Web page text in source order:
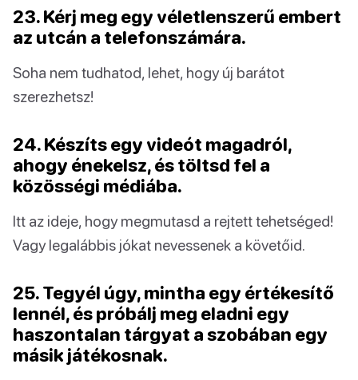
23. Kérj meg egy véletlenszerű embert
az utcán a telefonszámára.
Soha nem tudhatod, lehet, hogy új barátot
szerezhetsz!
24. Készíts egy videót magadról,
ahogy énekelsz, és töltsd fel a
közösségi médiába.
Itt az ideje, hogy megmutasd a rejtett tehetséged!
Vagy legalábbis jókat nevessenek a követőid.
25. Tegyél úgy, mintha egy értékesítő
lennél, és próbálj meg eladni egy
haszontalan tárgyat a szobában egy
másik játékosnak.